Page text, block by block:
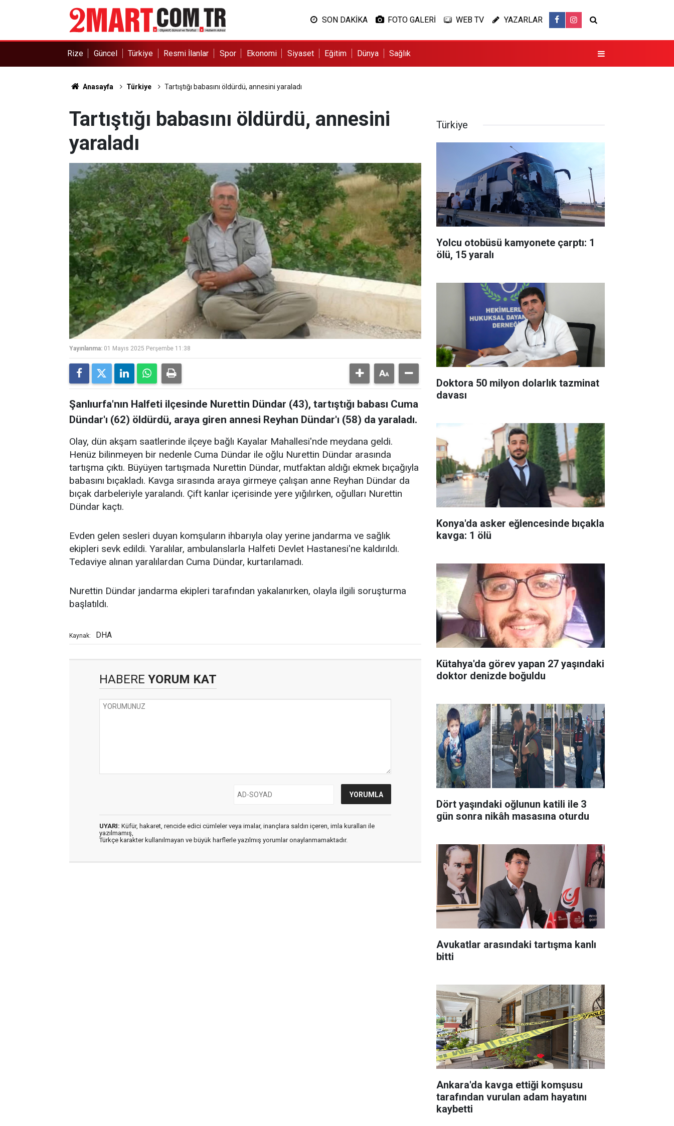
SON DAKİKA FOTO GALERİ WEB TV YAZARLAR
Rize Güncel Türkiye Resmi İlanlar Spor Ekonomi Siyaset Eğitim Dünya Sağlık
Anasayfa Türkiye Tartıştığı babasını öldürdü, annesini yaraladı
Tartıştığı babasını öldürdü, annesini
yaraladı
Yayınlanma: 01 Mayıs 2025 Perşembe 11:38
Şanlıurfa'nın Halfeti ilçesinde Nurettin Dündar (43), tartıştığı babası Cuma
Dündar'ı (62) öldürdü, araya giren annesi Reyhan Dündar'ı (58) da yaraladı.
Olay, dün akşam saatlerinde ilçeye bağlı Kayalar Mahallesi'nde meydana geldi.
Henüz bilinmeyen bir nedenle Cuma Dündar ile oğlu Nurettin Dündar arasında
tartışma çıktı. Büyüyen tartışmada Nurettin Dündar, mutfaktan aldığı ekmek bıçağıyla
babasını bıçakladı. Kavga sırasında araya girmeye çalışan anne Reyhan Dündar da
bıçak darbeleriyle yaralandı. Çift kanlar içerisinde yere yığılırken, oğulları Nurettin
Dündar kaçtı.
Evden gelen sesleri duyan komşuların ihbarıyla olay yerine jandarma ve sağlık
ekipleri sevk edildi. Yaralılar, ambulanslarla Halfeti Devlet Hastanesi'ne kaldırıldı.
Tedaviye alınan yaralılardan Cuma Dündar, kurtarılamadı.
Nurettin Dündar jandarma ekipleri tarafından yakalanırken, olayla ilgili soruşturma
başlatıldı.
Kaynak: DHA
HABERE YORUM KAT
UYARI: Küfür, hakaret, rencide edici cümleler veya imalar, inançlara saldırı içeren, imla kuralları ile
yazılmamış,
Türkçe karakter kullanılmayan ve büyük harflerle yazılmış yorumlar onaylanmamaktadır.
Türkiye
Yolcu otobüsü kamyonete çarptı: 1
ölü, 15 yaralı
Doktora 50 milyon dolarlık tazminat
davası
Konya'da asker eğlencesinde bıçakla
kavga: 1 ölü
Kütahya'da görev yapan 27 yaşındaki
doktor denizde boğuldu
Dört yaşındaki oğlunun katili ile 3
gün sonra nikâh masasına oturdu
Avukatlar arasındaki tartışma kanlı
bitti
Ankara'da kavga ettiği komşusu
tarafından vurulan adam hayatını
kaybetti